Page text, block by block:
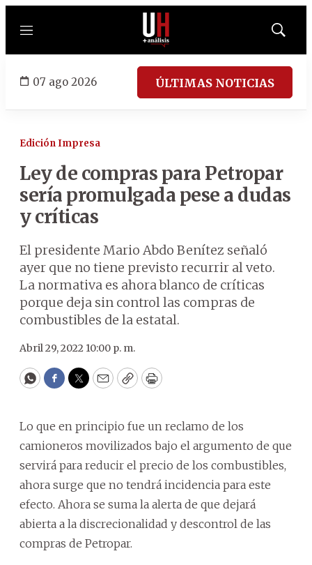
Menú
Mostrar
07 ago 2026 ÚLTIMAS NOTICIAS
Edición Impresa
Ley de compras para Petropar
sería promulgada pese a dudas
y críticas
El presidente Mario Abdo Benítez señaló
ayer que no tiene previsto recurrir al veto.
La normativa es ahora blanco de críticas
porque deja sin control las compras de
combustibles de la estatal.
Abril 29, 2022 10:00 p. m.
WhatsApp
Facebook
Twitter
EmailCopyPrint
Lo que en principio fue un reclamo de los
camioneros movilizados bajo el argumento de que
servirá para reducir el precio de los combustibles,
ahora surge que no tendrá incidencia para este
efecto. Ahora se suma la alerta de que dejará
abierta a la discrecionalidad y descontrol de las
compras de Petropar.